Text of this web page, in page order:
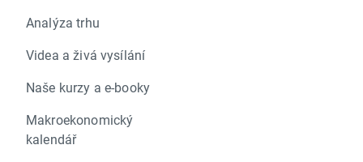
Analýza trhu
Videa a živá vysílání
Naše kurzy a e-booky
Makroekonomický
kalendář